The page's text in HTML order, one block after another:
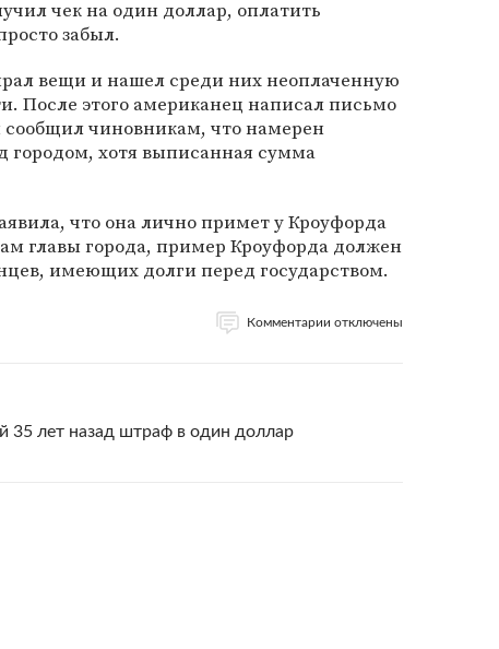
чек на один доллар, оплатить
забыл.
вещи и нашел среди них неоплаченную
После этого американец написал письмо
чиновникам, что намерен
городом, хотя выписанная сумма
что она лично примет у Кроуфорда
главы города, пример Кроуфорда должен
имеющих долги перед государством.
Комментарии отключены
35 лет назад штраф в один доллар